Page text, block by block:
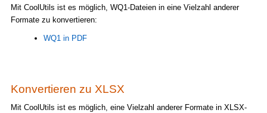
Mit CoolUtils ist es möglich, WQ1-Dateien in eine Vielzahl anderer
Formate zu konvertieren:
WQ1 in PDF
Konvertieren zu XLSX
Mit CoolUtils ist es möglich, eine Vielzahl anderer Formate in XLSX-